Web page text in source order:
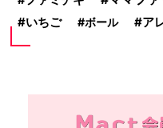
いちご
ボール ア